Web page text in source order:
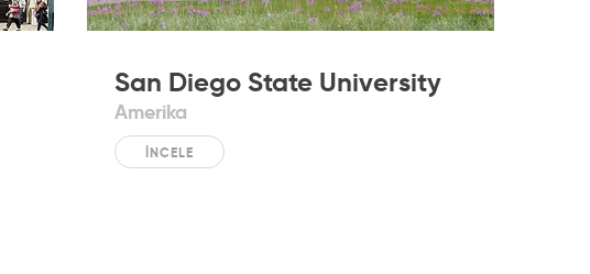
San Diego State University
Amerika
İNCELE